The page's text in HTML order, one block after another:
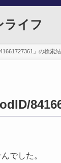
ライフ
」の検索
でした。